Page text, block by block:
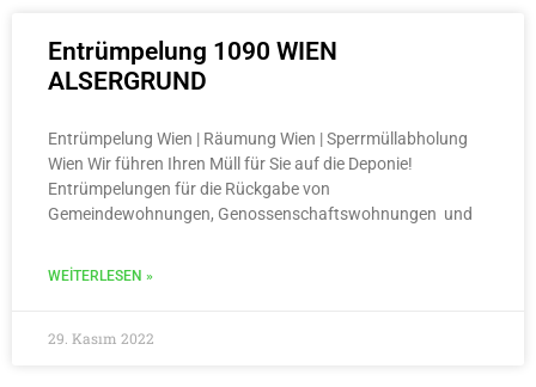
Entrümpelung 1090 WIEN
ALSERGRUND
Entrümpelung Wien | Räumung Wien | Sperrmüllabholung
Wien Wir führen Ihren Müll für Sie auf die Deponie!
Entrümpelungen für die Rückgabe von
Gemeindewohnungen, Genossenschaftswohnungen und
WEITERLESEN »
29. Kasım 2022